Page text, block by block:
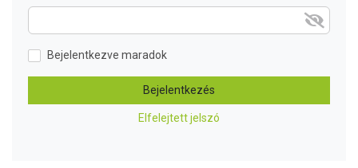
Bejelentkezve maradok
Bejelentkezés
Elfelejtett jelszó